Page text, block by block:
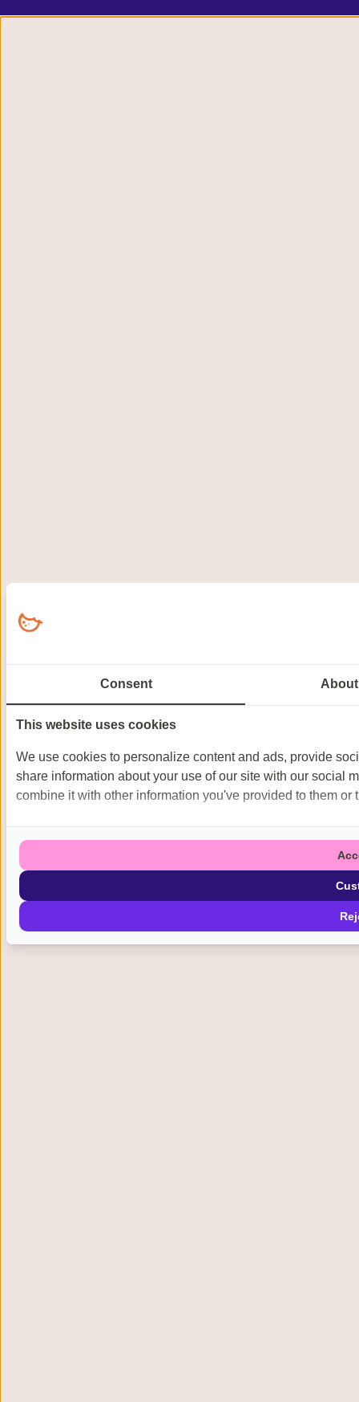
Consent
This website uses cookies
We use cookies to personalize content and ads, provide
share information about your use of our site with our social
combine it with other information you've provided to them